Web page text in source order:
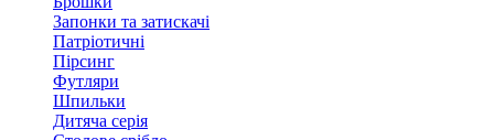
Запонки та затискачі
Патріотичні
Пірсинг
Футляри
Шпильки
Дитяча серія